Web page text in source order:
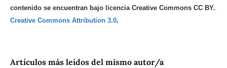
contenido se encuentran bajo licencia Creative Commons CC BY.
Creative Commons Attribution 3.0.
Artículos más leídos del mismo autor/a